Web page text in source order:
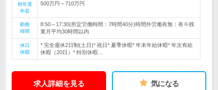
初年度
年収
500万円～710万円
勤務
時間
8:50～17:30(所定労働時間：7時間40分)時間外労働有無：有※残
業月平均30時間以内
休日
休暇
* 完全週休2日制(土日)* 祝日* 夏季休暇* 年末年始休暇* 年次有給
休暇（20日）* 特別休暇…
求人詳細を見る 気になる